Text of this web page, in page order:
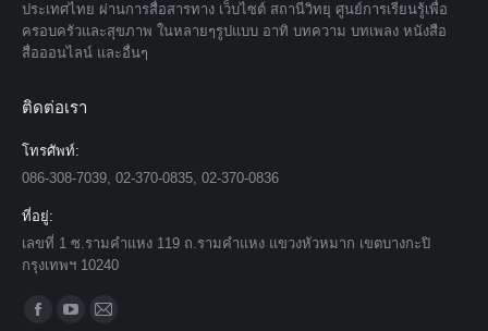
ประเทศไทย ผ่านการสื่อสารทาง เว็บไซต์ สถานีวิทยุ ศูนย์การเรียนรู้เพื่อ
ครอบครัวและสุขภาพ ในหลายๆรูปแบบ อาทิ บทความ บทเพลง หนังสือ
สื่อออนไลน์ และอื่นๆ
ติดต่อเรา
โทรศัพท์:
086-308-7039, 02-370-0835, 02-370-0836
ที่อยู่:
เลขที่ 1 ซ.รามคำแหง 119 ถ.รามคำแหง แขวงหัวหมาก เขตบางกะปิ
กรุงเทพฯ 10240
Find us on: